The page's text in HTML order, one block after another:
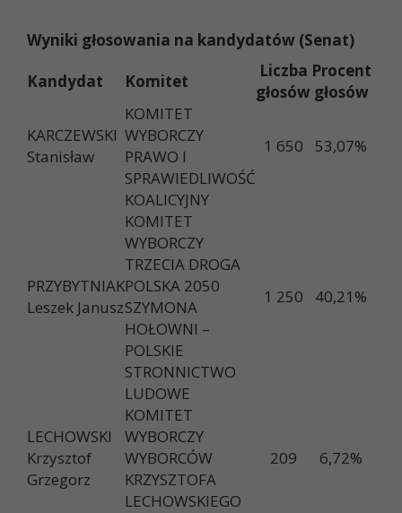
Wyniki głosowania na kandydatów (Senat)
Kandydat
Komitet
Liczba
głosów
Procent
głosów
KARCZEWSKI
Stanisław
KOMITET
WYBORCZY
PRAWO I
SPRAWIEDLIWOŚĆ
1 650 53,07%
PRZYBYTNIAK
Leszek Janusz
KOALICYJNY
KOMITET
WYBORCZY
TRZECIA DROGA
POLSKA 2050
SZYMONA
HOŁOWNI –
POLSKIE
STRONNICTWO
LUDOWE
1 250 40,21%
LECHOWSKI
Krzysztof
Grzegorz
KOMITET
WYBORCZY
WYBORCÓW
KRZYSZTOFA
LECHOWSKIEGO
209 6,72%